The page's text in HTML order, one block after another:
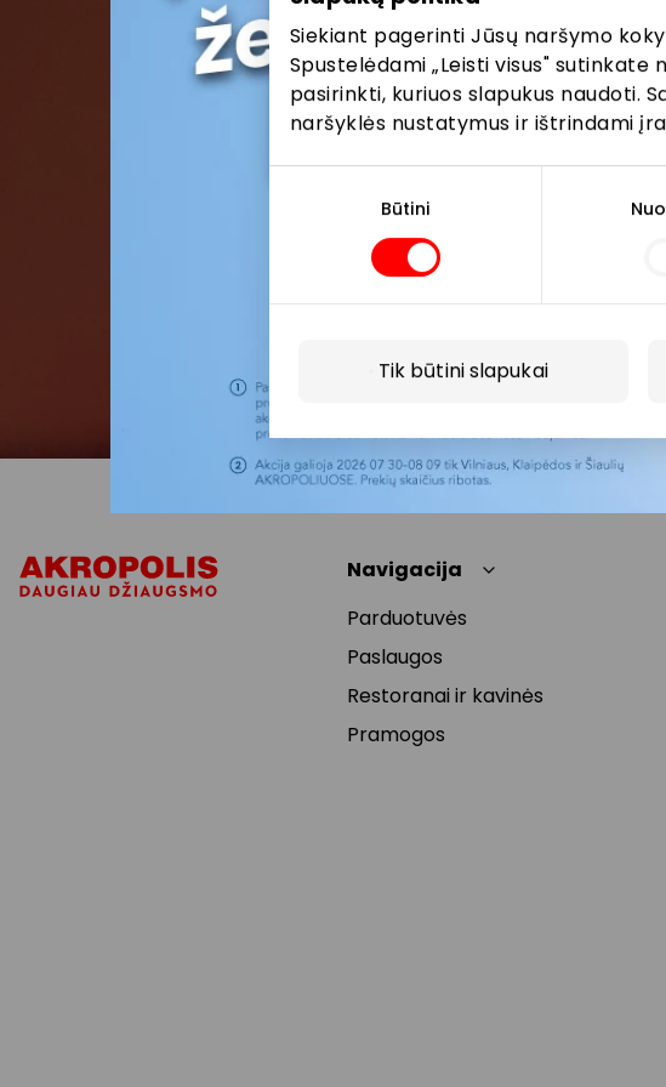
Siekiant pagerinti Jūsų naršymo
Spustelėdami „Leisti visus" sutinkate
pasirinkti, kuriuos slapukus naudoti.
naršyklės nustatymus ir ištrindami
Būtini
Tik būtini slapukai
Navigacija
Parduotuvės
Paslaugos
Restoranai ir kavinės
Pramogos